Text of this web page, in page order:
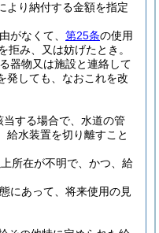
より納付する金額を指定
がなくて、 第25条の使用
拒み、又は妨げたとき。
器物又は施設と連絡して
発しても、なおこれを改
当する場合で、水道の管
給水装置を切り離すこと
所在が不明で、かつ、給
にあって、将来使用の見